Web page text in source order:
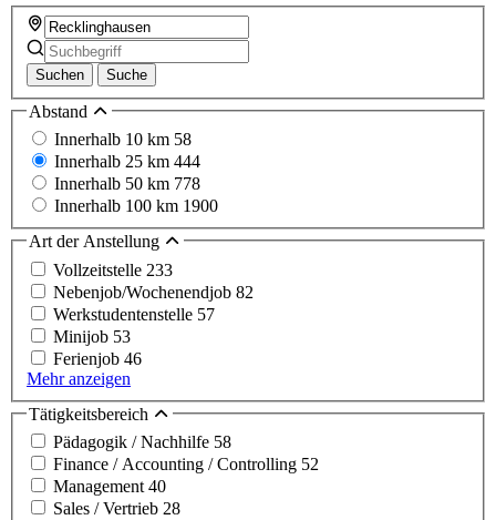
Suchen Suche
Abstand
Innerhalb 10 km 58
Innerhalb 25 km 444
Innerhalb 50 km 778
Innerhalb 100 km 1900
Art der Anstellung
Vollzeitstelle 233
Nebenjob/Wochenendjob 82
Werkstudentenstelle 57
Minijob 53
Ferienjob 46
Mehr anzeigen
Tätigkeitsbereich
Pädagogik / Nachhilfe 58
Finance / Accounting / Controlling 52
Management 40
Sales / Vertrieb 28